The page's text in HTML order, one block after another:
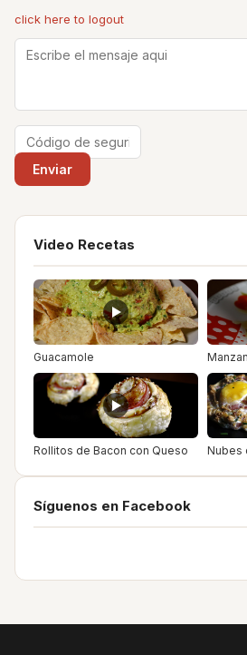
click here to logout
Video Recetas
Guacamole
Rollitos de Bacon con Queso Nubes
Síguenos en Facebook